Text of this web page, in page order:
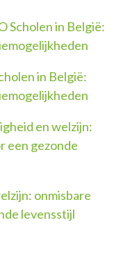
Scholen in België:
in België:
en welzijn:
een gezonde
onmisbare
levensstijl